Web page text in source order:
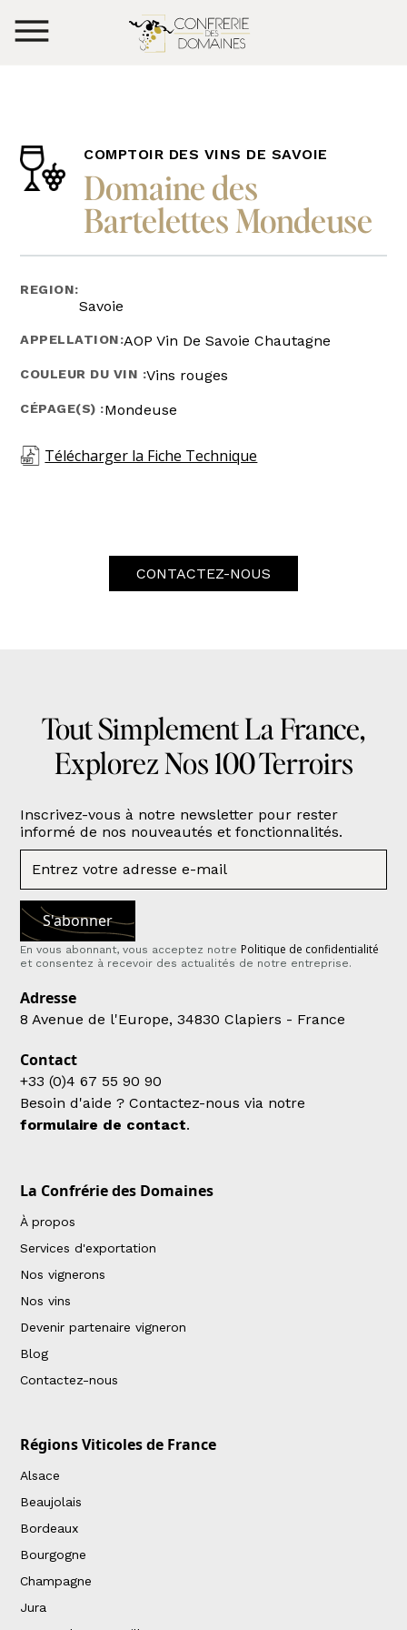
COMPTOIR DES VINS DE SAVOIE
Domaine des
Bartelettes Mondeuse
REGION:
Savoie
APPELLATION:AOP Vin De Savoie Chautagne
COULEUR DU VIN :Vins rouges
CÉPAGE(S) :Mondeuse
Télécharger la Fiche Technique
CONTACTEZ-NOUS
Tout Simplement La France,
Explorez Nos 100 Terroirs
Inscrivez-vous à notre newsletter pour rester
informé de nos nouveautés et fonctionnalités.
En vous abonnant, vous acceptez notre Politique de confidentialité
et consentez à recevoir des actualités de notre entreprise.
Adresse
8 Avenue de l'Europe, 34830 Clapiers - France
Contact
+33 (0)4 67 55 90 90
Besoin d'aide ? Contactez-nous via notre
formulaire de contact.
La Confrérie des Domaines
À propos
Services d'exportation
Nos vignerons
Nos vins
Devenir partenaire vigneron
Blog
Contactez-nous
Régions Viticoles de France
Alsace
Beaujolais
Bordeaux
Bourgogne
Champagne
Jura